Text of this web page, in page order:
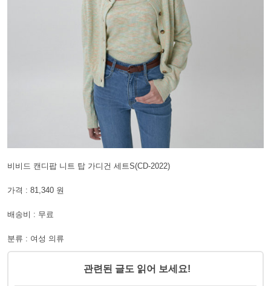
비비드 캔디팝 니트 탑 가디건 세트S(CD-2022)
가격 : 81,340 원
배송비 : 무료
분류 : 여성 의류
관련된 글도 읽어 보세요!